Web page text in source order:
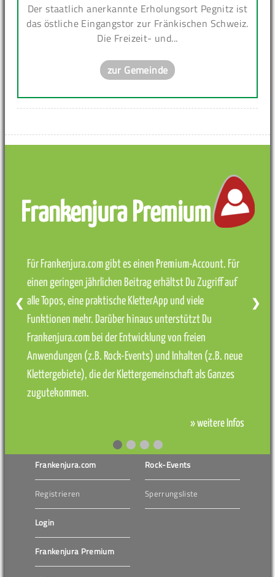
Der staatlich anerkannte Erholungsort Pegnitz ist
das östliche Eingangstor zur Fränkischen Schweiz.
Die Freizeit- und...
zur Gemeinde
Frankenjura Premium
Für Frankenjura.com gibt es einen Premium-Account. Für
einen geringen jährlichen Beitrag erhältst Du Zugriff auf
alle Topos, eine praktische KletterApp und viele
Funktionen mehr. Darüber hinaus unterstützt Du
Frankenjura.com bei der Entwicklung von freien
Anwendungen (z.B. Rock-Events) und Inhalten (z.B. neue
Klettergebiete), die der Klettergemeinschaft als Ganzes
zugutekommen.
» weitere Infos
❮ ❯
Frankenjura.com
Registrieren
Login
Frankenjura Premium
Rock-Events
Sperrungsliste